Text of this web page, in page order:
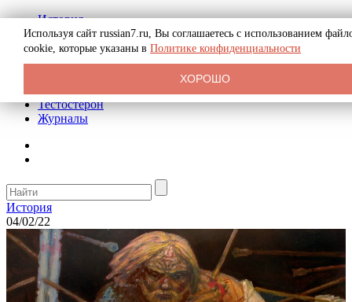
История
Биография
Криминал
Реклама на сайте
Тестостерон
Журналы
История
04/02/22
Используя сайт russian7.ru, Вы соглашаетесь с использованием
cookie, которые указаны в Политике конфиденциальности
ХОРОШО